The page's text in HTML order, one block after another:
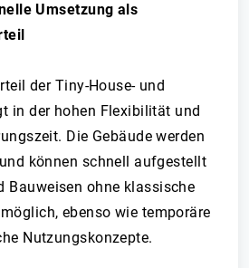
Umsetzung als
der Tiny-House- und
in der hohen Flexibilität und
Die Gebäude werden
können schnell aufgestellt
Bauweisen ohne klassische
ebenso wie temporäre
Nutzungskonzepte.